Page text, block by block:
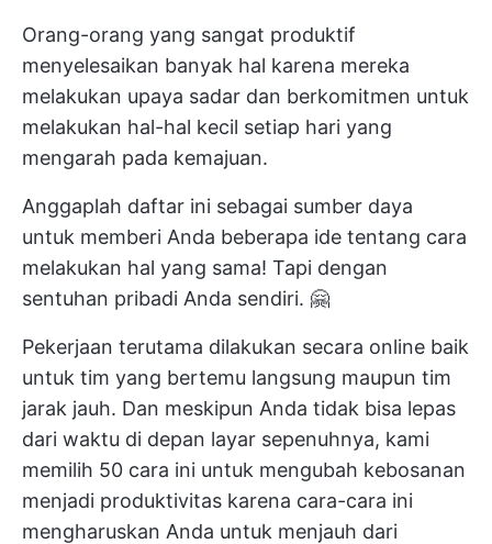
Orang-orang yang sangat produktif
menyelesaikan banyak hal karena mereka
melakukan upaya sadar dan berkomitmen untuk
melakukan hal-hal kecil setiap hari yang
mengarah pada kemajuan.
Anggaplah daftar ini sebagai sumber daya
untuk memberi Anda beberapa ide tentang cara
melakukan hal yang sama! Tapi dengan
sentuhan pribadi Anda sendiri. 🤗
Pekerjaan terutama dilakukan secara online baik
untuk tim yang bertemu langsung maupun tim
jarak jauh. Dan meskipun Anda tidak bisa lepas
dari waktu di depan layar sepenuhnya, kami
memilih 50 cara ini untuk mengubah kebosanan
menjadi produktivitas karena cara-cara ini
mengharuskan Anda untuk menjauh dari